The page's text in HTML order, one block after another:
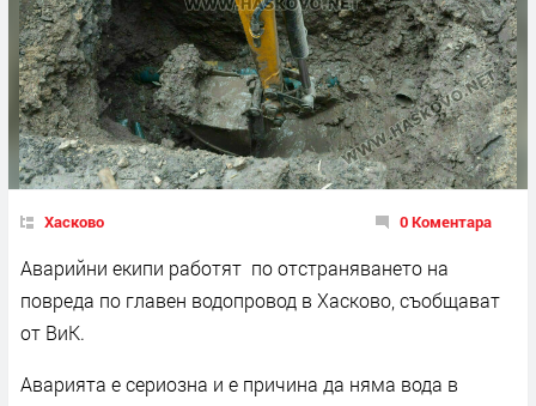
Хасково 0 Коментара
Аварийни екипи работят по отстраняването на
повреда по главен водопровод в Хасково, съобщават
от ВиК.
Аварията е сериозна и е причина да няма вода в